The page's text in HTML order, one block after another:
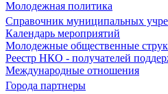
Молодежная политика
Справочник муниципальных
Календарь мероприятий
Молодежные общественные
Реестр НКО - получателей
Международные отношения
Города партнеры